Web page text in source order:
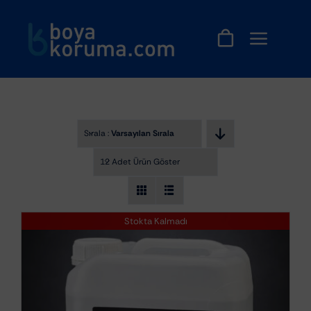
Sırala :Varsayılan Sıralama
12 Adet Ürün Göster
Stokta Kalmadı